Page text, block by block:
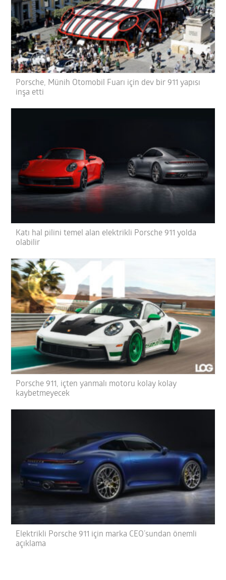
Porsche, Münih Otomobil Fuarı için dev bir 911 yapısı
inşa etti
Katı hal pilini temel alan elektrikli Porsche 911 yolda
olabilir
Porsche 911, içten yanmalı motoru kolay kolay
kaybetmeyecek
Elektrikli Porsche 911 için marka CEO’sundan önemli
açıklama